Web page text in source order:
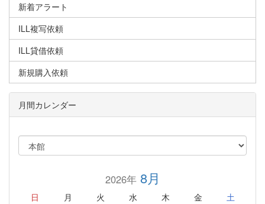
新着アラート
ILL複写依頼
ILL貸借依頼
新規購入依頼
月間カレンダー
2026年8月
日 月 火 水 木 金 土